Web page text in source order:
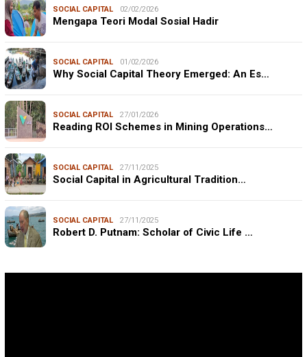
SOCIAL CAPITAL 02/02/2026
Mengapa Teori Modal Sosial Hadir
SOCIAL CAPITAL 01/02/2026
Why Social Capital Theory Emerged: An Es…
SOCIAL CAPITAL 27/01/2026
Reading ROI Schemes in Mining Operations…
SOCIAL CAPITAL 27/11/2025
Social Capital in Agricultural Tradition…
SOCIAL CAPITAL 27/11/2025
Robert D. Putnam: Scholar of Civic Life …